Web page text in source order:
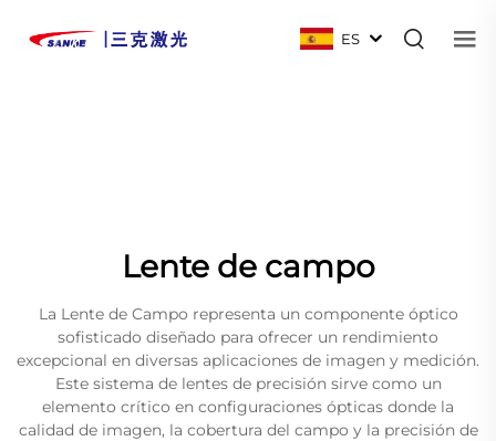
ES
Lente de campo
La Lente de Campo representa un componente óptico
sofisticado diseñado para ofrecer un rendimiento
excepcional en diversas aplicaciones de imagen y medición.
Este sistema de lentes de precisión sirve como un
elemento crítico en configuraciones ópticas donde la
calidad de imagen, la cobertura del campo y la precisión de